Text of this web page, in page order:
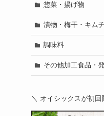
惣菜・揚げ物
漬物・梅干・キム
調味料
その他加工食品・
＼ オイシックスが初